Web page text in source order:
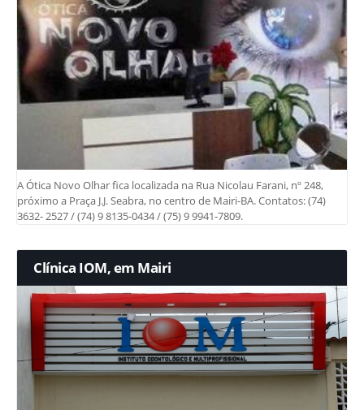
A Ótica Novo Olhar fica localizada na Rua Nicolau Farani, nº 248,
próximo a Praça J.J. Seabra, no centro de Mairi-BA. Contatos: (74)
3632- 2527 / (74) 9 8135-0434 / (75) 9 9941-7809.
Clínica IOM, em Mairi